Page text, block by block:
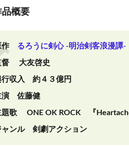
概要
作 るろうに剣心 -明治剣客浪漫譚-
督 大友啓史
行収入 約４３億円
演 佐藤健
題歌 ONE OK ROCK 『
ャンル 剣劇アクション